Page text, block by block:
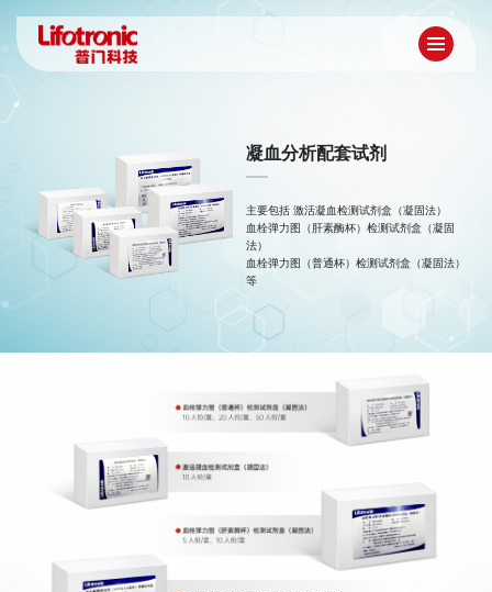
凝血分析配套试剂
主要包括 激活凝血检测试剂盒（凝固法）
血栓弹力图（肝素酶杯）检测试剂盒（凝固
法）
血栓弹力图（普通杯）检测试剂盒（凝固法）
等